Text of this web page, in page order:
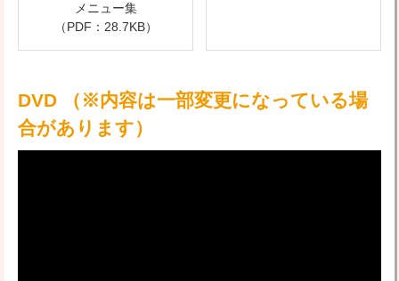
メニュー集
（PDF：28.7KB）
DVD （※内容は一部変更になっている場
合があります）